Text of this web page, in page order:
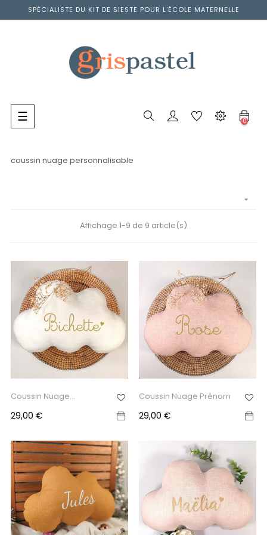
SPÉCIALISTE DU KIT DE SIESTE POUR L'ÉCOLE MATERNELLE
Basculer
la
☰ 0
coussin nuage personnalisable

Affichage 1-9 de 9 article(s)
Coussin Nuage
Prix
29,00 €
Coussin Nuage Prénom
Prix
29,00 €